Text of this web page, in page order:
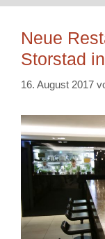
Neue
Storstad
16. August 2017